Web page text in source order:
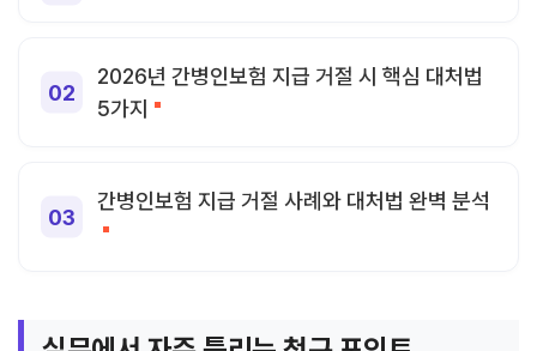
2026년 간병인보험 지급 거절 시 핵심 대처법
5가지
간병인보험 지급 거절 사례와 대처법 완벽 분석